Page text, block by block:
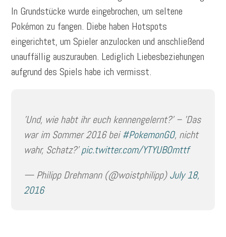
In Grundstücke wurde eingebrochen, um seltene
Pokémon zu fangen. Diebe haben Hotspots
eingerichtet, um Spieler anzulocken und anschließend
unauffällig auszurauben. Lediglich Liebesbeziehungen
aufgrund des Spiels habe ich vermisst.
'Und, wie habt ihr euch kennengelernt?' – 'Das
war im Sommer 2016 bei#PokemonGO, nicht
wahr, Schatz?'pic.twitter.com/YTYUBOmttf
— Philipp Drehmann (@woistphilipp)July 18,
2016